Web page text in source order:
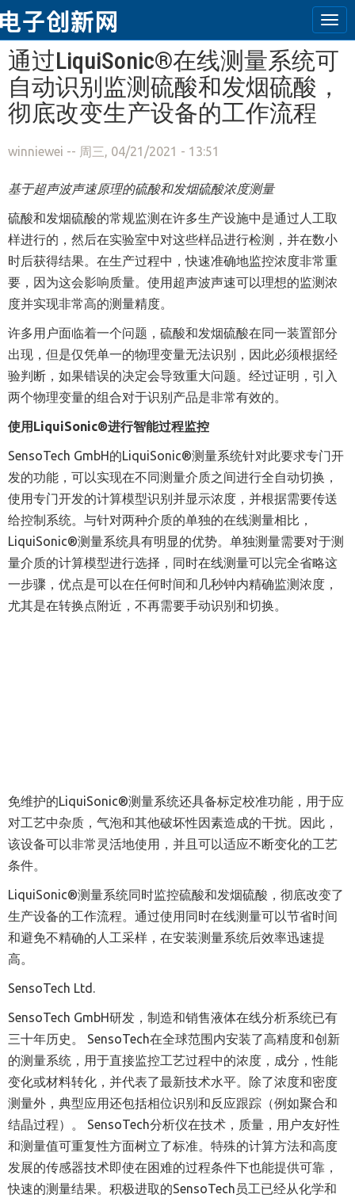
跳转到主要内容
通过LiquiSonic®在线测量系统可
自动识别监测硫酸和发烟硫酸，
彻底改变生产设备的工作流程
winniewei -- 周三, 04/21/2021 - 13:51
基于超声波声速原理的硫酸和发烟硫酸浓度测量
硫酸和发烟硫酸的常规监测在许多生产设施中是通过人工取
样进行的，然后在实验室中对这些样品进行检测，并在数小
时后获得结果。在生产过程中，快速准确地监控浓度非常重
要，因为这会影响质量。使用超声波声速可以理想的监测浓
度并实现非常高的测量精度。
许多用户面临着一个问题，硫酸和发烟硫酸在同一装置部分
出现，但是仅凭单一的物理变量无法识别，因此必须根据经
验判断，如果错误的决定会导致重大问题。经过证明，引入
两个物理变量的组合对于识别产品是非常有效的。
使用LiquiSonic®进行智能过程监控
SensoTech GmbH的LiquiSonic®测量系统针对此要求专门开
发的功能，可以实现在不同测量介质之间进行全自动切换，
使用专门开发的计算模型识别并显示浓度，并根据需要传送
给控制系统。与针对两种介质的单独的在线测量相比，
LiquiSonic®测量系统具有明显的优势。单独测量需要对于测
量介质的计算模型进行选择，同时在线测量可以完全省略这
一步骤，优点是可以在任何时间和几秒钟内精确监测浓度，
尤其是在转换点附近，不再需要手动识别和切换。
免维护的LiquiSonic®测量系统还具备标定校准功能，用于应
对工艺中杂质，气泡和其他破坏性因素造成的干扰。因此，
该设备可以非常灵活地使用，并且可以适应不断变化的工艺
条件。
LiquiSonic®测量系统同时监控硫酸和发烟硫酸，彻底改变了
生产设备的工作流程。通过使用同时在线测量可以节省时间
和避免不精确的人工采样，在安装测量系统后效率迅速提
高。
SensoTech Ltd.
SensoTech GmbH研发，制造和销售液体在线分析系统已有
三十年历史。 SensoTech在全球范围内安装了高精度和创新
的测量系统，用于直接监控工艺过程中的浓度，成分，性能
变化或材料转化，并代表了最新技术水平。除了浓度和密度
测量外，典型应用还包括相位识别和反应跟踪（例如聚合和
结晶过程）。 SensoTech分析仪在技术，质量，用户友好性
和测量值可重复性方面树立了标准。特殊的计算方法和高度
发展的传感器技术即使在困难的过程条件下也能提供可靠，
快速的测量结果。积极进取的SensoTech员工已经从化学和